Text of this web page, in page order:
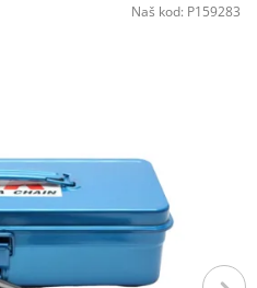
Naš kod: P159283